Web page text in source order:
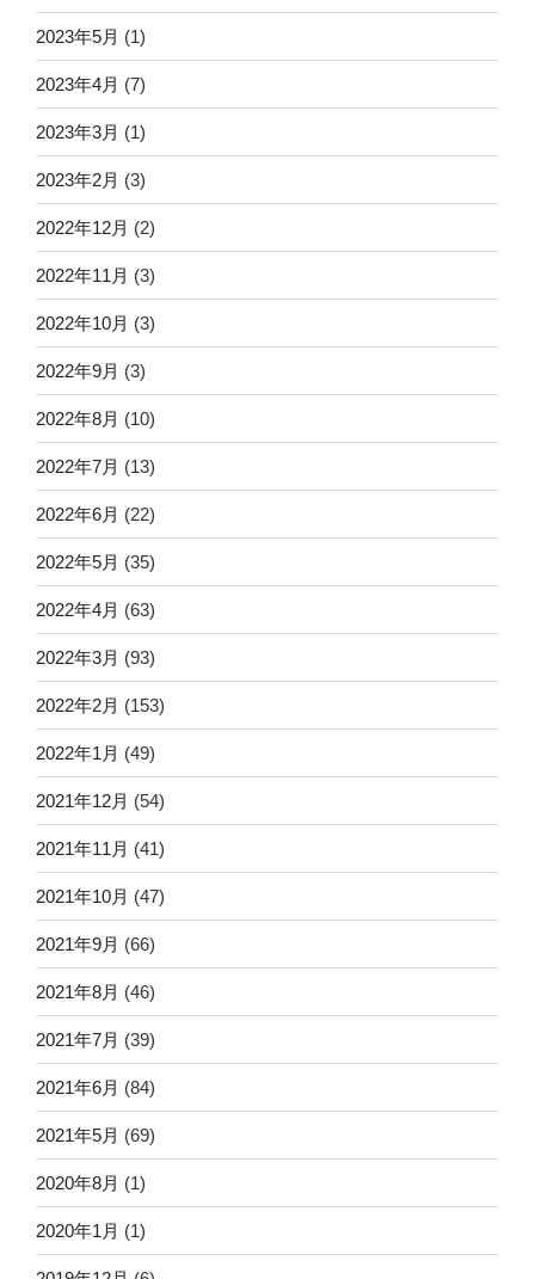
2023年5月 (1)
2023年4月 (7)
2023年3月 (1)
2023年2月 (3)
2022年12月 (2)
2022年11月 (3)
2022年10月 (3)
2022年9月 (3)
2022年8月 (10)
2022年7月 (13)
2022年6月 (22)
2022年5月 (35)
2022年4月 (63)
2022年3月 (93)
2022年2月 (153)
2022年1月 (49)
2021年12月 (54)
2021年11月 (41)
2021年10月 (47)
2021年9月 (66)
2021年8月 (46)
2021年7月 (39)
2021年6月 (84)
2021年5月 (69)
2020年8月 (1)
2020年1月 (1)